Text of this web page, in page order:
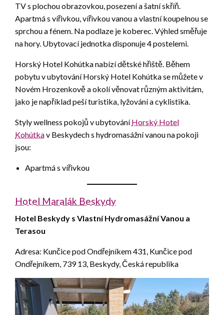
TV s plochou obrazovkou, posezení a šatní skříň.
Apartmá s vířivkou, vířivkou vanou a vlastní koupelnou se
sprchou a fénem. Na podlaze je koberec. Výhled směřuje
na hory. Ubytovací jednotka disponuje 4 postelemi.
Horský Hotel Kohútka nabízí dětské hřiště. Během
pobytu v ubytování Horský Hotel Kohútka se můžete v
Novém Hrozenkově a okolí věnovat různým aktivitám,
jako je například peší turistika, lyžování a cyklistika.
Styly wellness pokojů v ubytováníHorský Hotel
Kohútkav Beskydech s hydromasážní vanou na pokoji
jsou:
Apartmá s vířivkou
Hotel Maralák Beskydy
Hotel Beskydy s Vlastní Hydromasážní Vanou a
Terasou
Adresa: Kunčice pod Ondřejníkem 431, Kunčice pod
Ondřejníkem, 739 13, Beskydy, Česká republika